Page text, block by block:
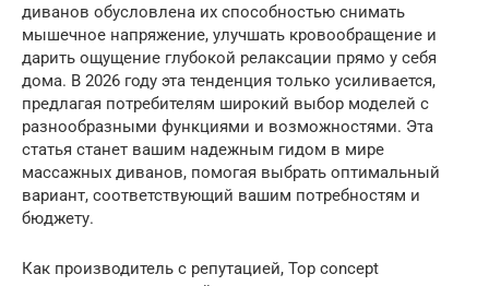
диванов обусловлена их способностью снимать
мышечное напряжение, улучшать кровообращение и
дарить ощущение глубокой релаксации прямо у себя
дома. В 2026 году эта тенденция только усиливается,
предлагая потребителям широкий выбор моделей с
разнообразными функциями и возможностями. Эта
статья станет вашим надежным гидом в мире
массажных диванов, помогая выбрать оптимальный
вариант, соответствующий вашим потребностям и
бюджету.
Как производитель с репутацией, Top concept